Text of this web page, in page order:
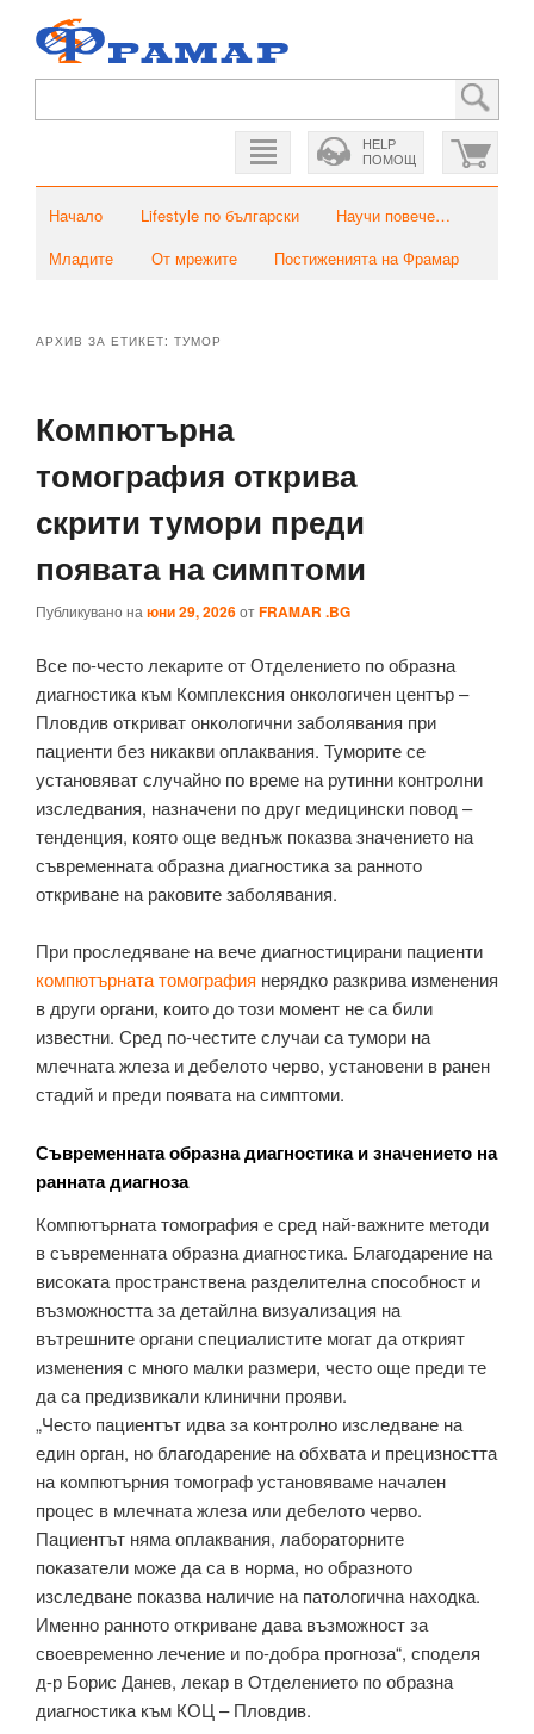
HELP
ПОМОЩ
Главно меню
Към основното съдържание
Към вторичното съдържание
Начало Lifestyle по български
Научи повече…
Младите
От мрежите Постиженията на Фрамар
АРХИВ ЗА ЕТИКЕТ: ТУМОР
Компютърна
томография открива
скрити тумори преди
появата на симптоми
Публикувано на юни 29, 2026отFRAMAR .BG
Все по-често лекарите от Отделението по образна
диагностика към Комплексния онкологичен център –
Пловдив откриват онкологични заболявания при
пациенти без никакви оплаквания. Туморите се
установяват случайно по време на рутинни контролни
изследвания, назначени по друг медицински повод –
тенденция, която още веднъж показва значението на
съвременната образна диагностика за ранното
откриване на раковите заболявания.
При проследяване на вече диагностицирани пациенти
компютърната томография нерядко разкрива изменения
в други органи, които до този момент не са били
известни. Сред по-честите случаи са тумори на
млечната жлеза и дебелото черво, установени в ранен
стадий и преди появата на симптоми.
Съвременната образна диагностика и значението на
ранната диагноза
Компютърната томография е сред най-важните методи
в съвременната образна диагностика. Благодарение на
високата пространствена разделителна способност и
възможността за детайлна визуализация на
вътрешните органи специалистите могат да открият
изменения с много малки размери, често още преди те
да са предизвикали клинични прояви.
„Често пациентът идва за контролно изследване на
един орган, но благодарение на обхвата и прецизността
на компютърния томограф установяваме начален
процес в млечната жлеза или дебелото черво.
Пациентът няма оплаквания, лабораторните
показатели може да са в норма, но образното
изследване показва наличие на патологична находка.
Именно ранното откриване дава възможност за
своевременно лечение и по-добра прогноза“, споделя
д-р Борис Данев, лекар в Отделението по образна
диагностика към КОЦ – Пловдив.